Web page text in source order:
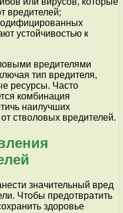
вредителей;
устойчивостью к
вредителями
тип вредителя,
ресурсы. Часто
комбинация
наилучших
стволовых вредителей.
значительный вред
Чтобы предотвратить
здоровье